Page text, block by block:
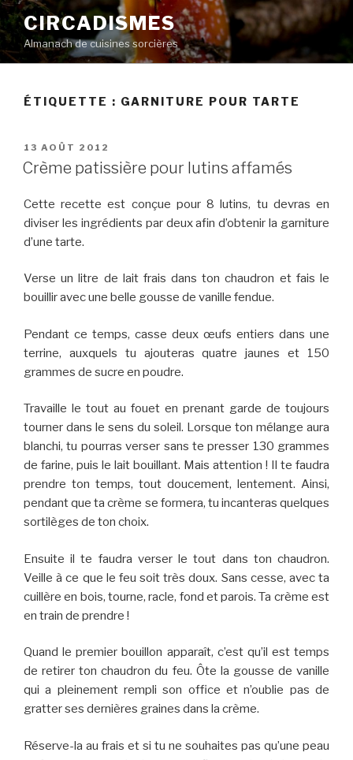
Aller
au
contenu
principal
CIRCADISMES
Almanach de cuisines sorcières
ÉTIQUETTE : GARNITURE POUR TARTE
PUBLIÉ
LE
13 AOÛT 2012
Crème patissière pour lutins affamés
Cette recette est conçue pour 8 lutins, tu devras en
diviser les ingrédients par deux afin d’obtenir la garniture
d’une tarte.
Verse un litre de lait frais dans ton chaudron et fais le
bouillir avec une belle gousse de vanille fendue.
Pendant ce temps, casse deux œufs entiers dans une
terrine, auxquels tu ajouteras quatre jaunes et 150
grammes de sucre en poudre.
Travaille le tout au fouet en prenant garde de toujours
tourner dans le sens du soleil. Lorsque ton mélange aura
blanchi, tu pourras verser sans te presser 130 grammes
de farine, puis le lait bouillant. Mais attention ! Il te faudra
prendre ton temps, tout doucement, lentement. Ainsi,
pendant que ta crème se formera, tu incanteras quelques
sortilèges de ton choix.
Ensuite il te faudra verser le tout dans ton chaudron.
Veille à ce que le feu soit très doux. Sans cesse, avec ta
cuillère en bois, tourne, racle, fond et parois. Ta crème est
en train de prendre !
Quand le premier bouillon apparaît, c’est qu’il est temps
de retirer ton chaudron du feu. Ôte la gousse de vanille
qui a pleinement rempli son office et n’oublie pas de
gratter ses dernières graines dans la crème.
Réserve-la au frais et si tu ne souhaites pas qu’une peau